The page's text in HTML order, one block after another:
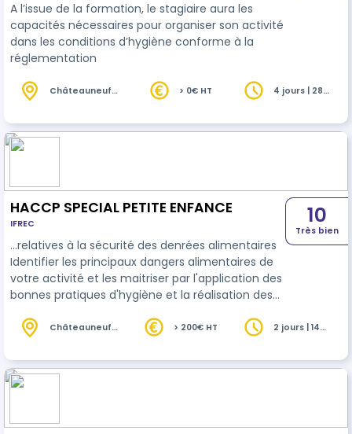
A l’issue de la formation, le stagiaire aura les
capacités nécessaires pour organiser son activité
dans les conditions d’hygiène conforme à la
réglementation
Châteauneuf-
> 0€ HT
4 jours | 28
HACCP SPECIAL PETITE ENFANCE
IFREC
…relatives à la sécurité des denrées alimentaires
Identifier les principaux dangers alimentaires de
votre activité et les maitriser par l'application des
bonnes pratiques d'hygiène et la réalisation des
HACCPet leur application au quotidien
10
Très bien
Châteauneuf-
> 200€ HT
2 jours | 14